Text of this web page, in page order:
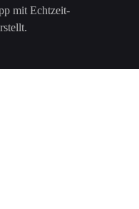
mit Echtzeit-